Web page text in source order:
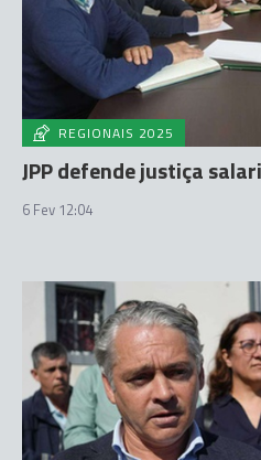
REGIONAIS 2025
JPP defende justiça
6 Fev 12:04